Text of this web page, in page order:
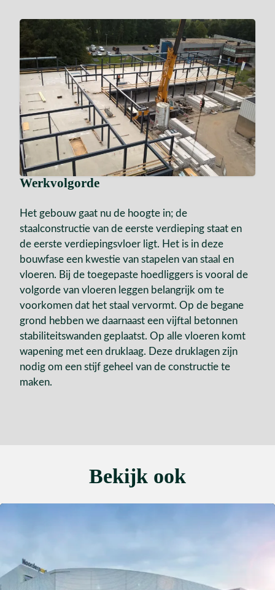
Werkvolgorde
Het gebouw gaat nu de hoogte in; de
staalconstructie van de eerste verdieping staat en
de eerste verdiepingsvloer ligt. Het is in deze
bouwfase een kwestie van stapelen van staal en
vloeren. Bij de toegepaste hoedliggers is vooral de
volgorde van vloeren leggen belangrijk om te
voorkomen dat het staal vervormt. Op de begane
grond hebben we daarnaast een vijftal betonnen
stabiliteitswanden geplaatst. Op alle vloeren komt
wapening met een druklaag. Deze druklagen zijn
nodig om een stijf geheel van de constructie te
maken.
Bekijk ook